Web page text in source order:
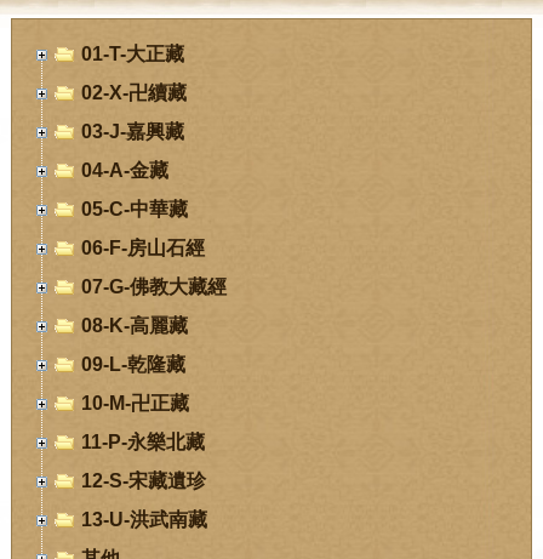
01-T-大正藏
02-X-卍續藏
03-J-嘉興藏
04-A-金藏
05-C-中華藏
06-F-房山石經
07-G-佛教大藏經
08-K-高麗藏
09-L-乾隆藏
10-M-卍正藏
11-P-永樂北藏
12-S-宋藏遺珍
13-U-洪武南藏